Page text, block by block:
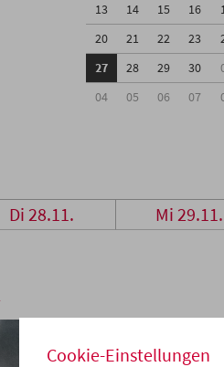
13
14 15 16
20
21 22 23
27
28 29 30
04
05 06 07
Di 28.11. Mi 29.11.
Cookie-Einstellungen